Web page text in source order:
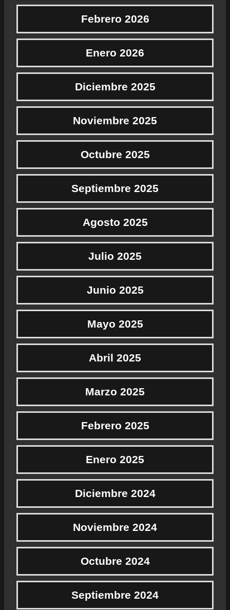
Febrero 2026
Enero 2026
Diciembre 2025
Noviembre 2025
Octubre 2025
Septiembre 2025
Agosto 2025
Julio 2025
Junio 2025
Mayo 2025
Abril 2025
Marzo 2025
Febrero 2025
Enero 2025
Diciembre 2024
Noviembre 2024
Octubre 2024
Septiembre 2024